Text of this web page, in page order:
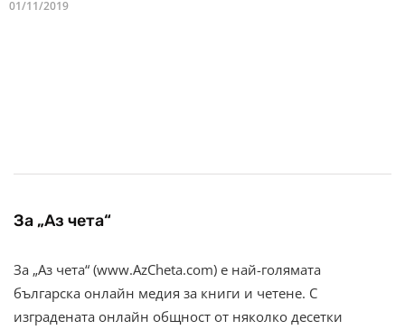
01/11/2019
За „Аз чета“
За „Аз чета“ (www.AzCheta.com) е най-голямата
българска онлайн медия за книги и четене. С
изградената онлайн общност от няколко десетки